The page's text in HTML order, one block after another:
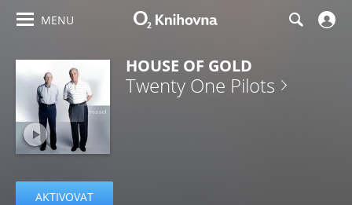
MENU
HOUSE OF GOLD
Twenty One Pilots
AKTIVOVAT